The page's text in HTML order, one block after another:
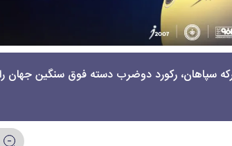
سپاهان، رکورد دوضرب دسته فوق سنگین جهان را